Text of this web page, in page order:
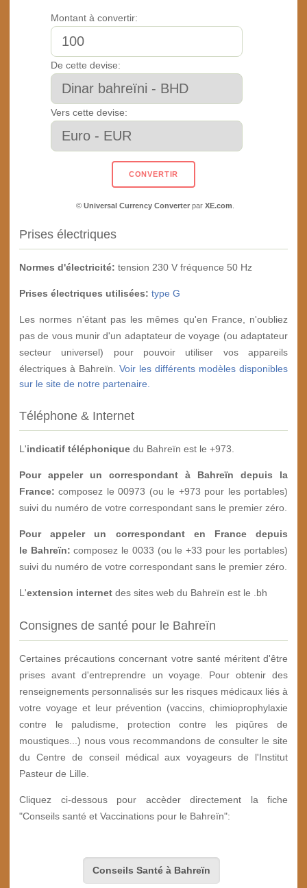
Montant à convertir:
De cette devise:
Vers cette devise:
© Universal Currency Converterpar XE.com
Prises électriques
Normes d'électricité: tension 230 V fréquence 50 Hz
Prises électriques utilisées: type G
Les normes n'étant pas les mêmes qu'en France, n'oubliez
pas de vous munir d'un adaptateur de voyage (ou adaptateur
secteur universel) pour pouvoir utiliser vos appareils
électriques à Bahreïn. Voir les différents modèles disponibles
sur le site de notre partenaire.
Téléphone & Internet
L'indicatif téléphonique du Bahreïn est le +973.
Pour appeler un correspondant à Bahreïn depuis la
France: composez le 00973 (ou le +973 pour les portables)
suivi du numéro de votre correspondant sans le premier zéro.
Pour appeler un correspondant en France depuis
le Bahreïn: composez le 0033 (ou le +33 pour les portables)
suivi du numéro de votre correspondant sans le premier zéro.
L'extension internet des sites web du Bahreïn est le .bh
Consignes de santé pour le Bahreïn
Certaines précautions concernant votre santé méritent d'être
prises avant d'entreprendre un voyage. Pour obtenir des
renseignements personnalisés sur les risques médicaux liés à
votre voyage et leur prévention (vaccins, chimioprophylaxie
contre le paludisme, protection contre les piqûres de
moustiques...) nous vous recommandons de consulter le site
du Centre de conseil médical aux voyageurs de l'Institut
Pasteur de Lille.
Cliquez ci-dessous pour accèder directement la fiche
"Conseils santé et Vaccinations pour le Bahreïn":
Conseils Santé à Bahreïn